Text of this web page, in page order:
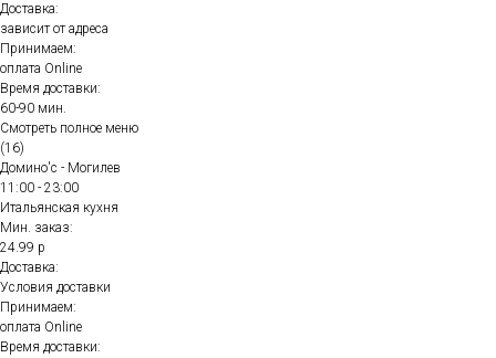
Доставка:
зависит от адреса
Принимаем:
оплата Online
Время доставки:
60-90 мин.
Смотреть полное меню
(16)
Домино'с - Могилев
11:00 - 23:00
Итальянская кухня
Мин. заказ:
24.99 р
Доставка:
Условия доставки
Принимаем:
оплата Online
Время доставки: